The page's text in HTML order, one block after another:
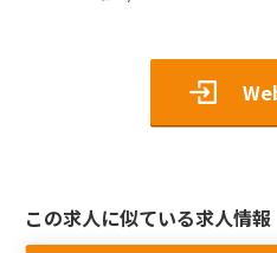
この求人に似ている求人情報